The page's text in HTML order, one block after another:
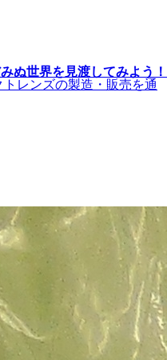
ぬ世界を見渡してみよう！
トレンズの製造・販売を通